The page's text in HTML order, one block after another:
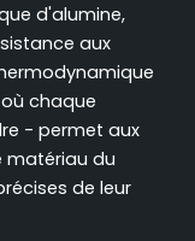
d'alumine,
aux
chaque
- permet aux
matériau du
de leur